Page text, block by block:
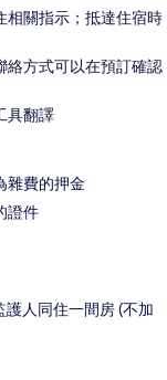
相關指示；抵達住宿時
絡方式可以在預訂確認
具翻譯
雜費的押金
證件
護人同住一間房 (不加